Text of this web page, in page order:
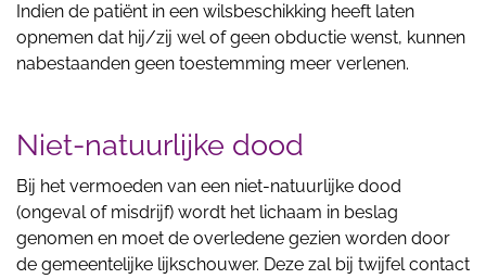
Indien de patiënt in een wilsbeschikking heeft laten
opnemen dat hij/zij wel of geen obductie wenst, kunnen
nabestaanden geen toestemming meer verlenen.
Niet-natuurlijke dood
Bij het vermoeden van een niet-natuurlijke dood
(ongeval of misdrijf) wordt het lichaam in beslag
genomen en moet de overledene gezien worden door
de gemeentelijke lijkschouwer. Deze zal bij twijfel contact